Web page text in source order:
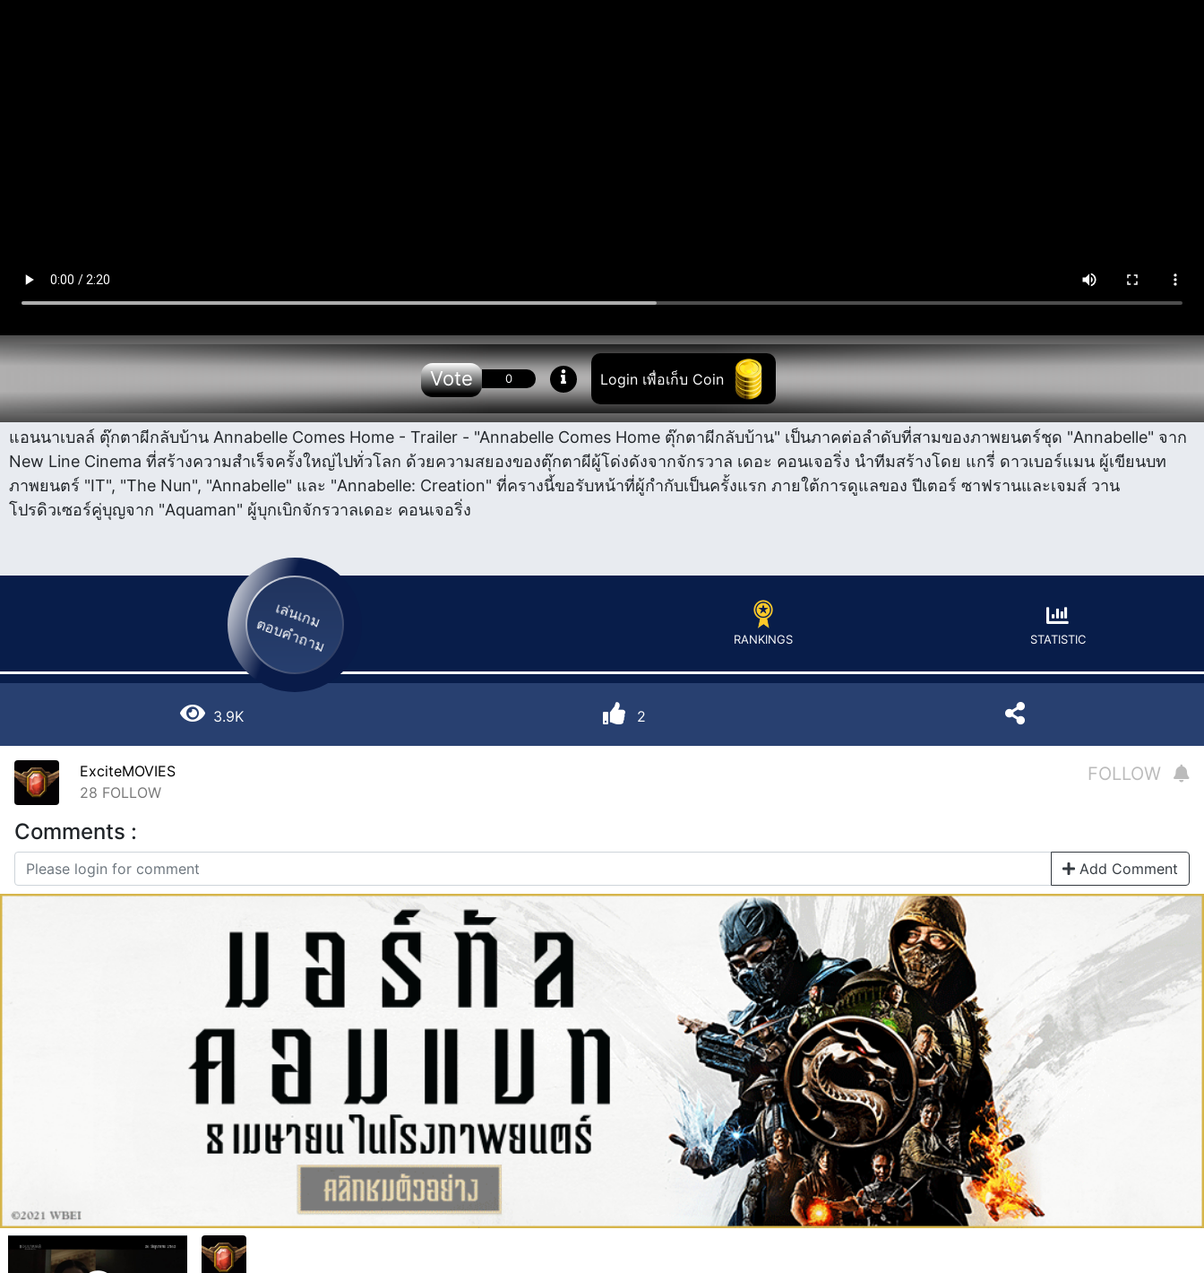
Vote 0 Login เพื่อเก็บ Coin
แอนนาเบลล์ ตุ๊กตาผีกลับบ้าน Annabelle Comes Home - Trailer - "Annabelle Comes Home ตุ๊กตาผีกลับบ้าน" เป็นภาคต่อลำดับที่สามของภาพยนตร์ชุด "Annabelle" จาก
New Line Cinema ที่สร้างความสำเร็จครั้งใหญ่ไปทั่วโลก ด้วยความสยองของตุ๊กตาผีผู้โด่งดังจากจักรวาล เดอะ คอนเจอริ่ง นำทีมสร้างโดย แกรี่ ดาวเบอร์แมน ผู้เขียนบท
ภาพยนตร์ "IT", "The Nun", "Annabelle" และ "Annabelle: Creation" ที่ครางนี้ขอรับหน้าที่ผู้กำกับเป็นครั้งแรก ภายใต้การดูแลของ ปีเตอร์ ซาฟรานและเจมส์ วาน
โปรดิวเซอร์คู่บุญจาก "Aquaman" ผู้บุกเบิกจักรวาลเดอะ คอนเจอริ่ง
เล่นเกม
ตอบคำถาม RANKINGS STATISTIC
3.9K 2
ExciteMOVIES
28 FOLLOW
FOLLOW
Comments :
Add Comment